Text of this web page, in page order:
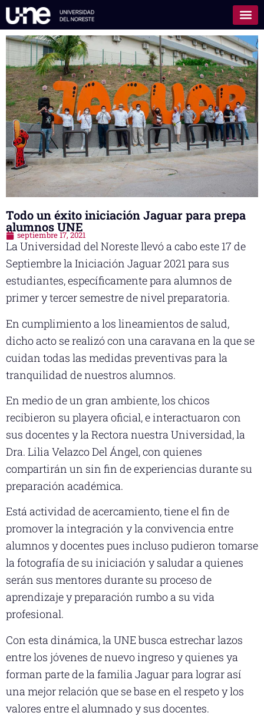
Todo un éxito iniciación Jaguar para prepa
alumnos UNE
septiembre 17, 2021
La Universidad del Noreste llevó a cabo este 17 de
Septiembre la Iniciación Jaguar 2021 para sus
estudiantes, específicamente para alumnos de
primer y tercer semestre de nivel preparatoria.
En cumplimiento a los lineamientos de salud,
dicho acto se realizó con una caravana en la que se
cuidan todas las medidas preventivas para la
tranquilidad de nuestros alumnos.
En medio de un gran ambiente, los chicos
recibieron su playera oficial, e interactuaron con
sus docentes y la Rectora nuestra Universidad, la
Dra. Lilia Velazco Del Ángel, con quienes
compartirán un sin fin de experiencias durante su
preparación académica.
Está actividad de acercamiento, tiene el fin de
promover la integración y la convivencia entre
alumnos y docentes pues incluso pudieron tomarse
la fotografía de su iniciación y saludar a quienes
serán sus mentores durante su proceso de
aprendizaje y preparación rumbo a su vida
profesional.
Con esta dinámica, la UNE busca estrechar lazos
entre los jóvenes de nuevo ingreso y quienes ya
forman parte de la familia Jaguar para lograr así
una mejor relación que se base en el respeto y los
valores entre el alumnado y sus docentes.